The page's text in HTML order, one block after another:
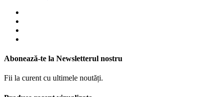
Abonează-te la Newsletterul nostru
Fii la curent cu ultimele noutăți.